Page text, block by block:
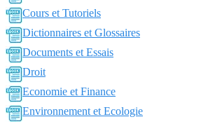
Cours et Tutoriels
Dictionnaires et Glossaires
Documents et Essais
Droit
Economie et Finance
Environnement et Ecologie